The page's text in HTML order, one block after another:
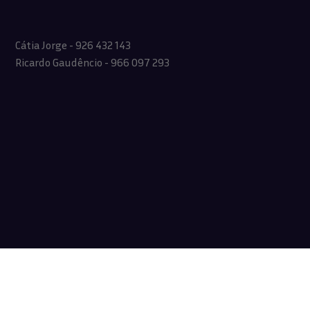
Cátia Jorge - 926 432 143
Ricardo Gaudêncio - 966 097 293